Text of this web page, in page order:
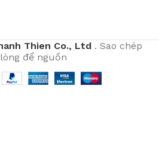
Thien Co., Ltd. Sao chép
để nguồn